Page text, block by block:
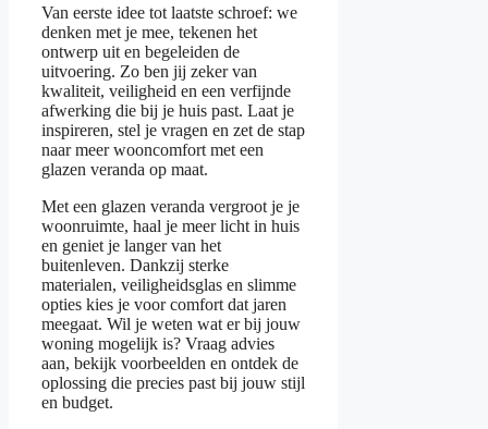
Van eerste idee tot laatste schroef: we
denken met je mee, tekenen het
ontwerp uit en begeleiden de
uitvoering. Zo ben jij zeker van
kwaliteit, veiligheid en een verfijnde
afwerking die bij je huis past. Laat je
inspireren, stel je vragen en zet de stap
naar meer wooncomfort met een
glazen veranda op maat.
Met een glazen veranda vergroot je je
woonruimte, haal je meer licht in huis
en geniet je langer van het
buitenleven. Dankzij sterke
materialen, veiligheidsglas en slimme
opties kies je voor comfort dat jaren
meegaat. Wil je weten wat er bij jouw
woning mogelijk is? Vraag advies
aan, bekijk voorbeelden en ontdek de
oplossing die precies past bij jouw stijl
en budget.